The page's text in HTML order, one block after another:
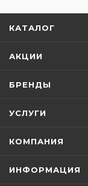
КАТАЛОГ
АКЦИИ
БРЕНДЫ
УСЛУГИ
КОМПАНИЯ
ИНФОРМАЦИЯ
Прочие товары